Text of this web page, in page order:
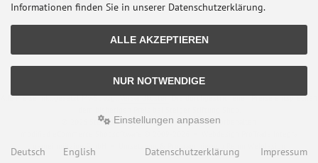
Alle Preise inkl. gesetzl. MwSt. zzgl.Versandkosten. Die durchgestrichenen Preise entsprechen
© 2026 Steiger Stiftung Shop • Alle Rechte vorbehalten
gemeinnützige GmbH • Umsetzung & Programmierung Rehm Webdesign
Informationen finden Sie in unserer Datenschutzerklärung.
ALLE AKZEPTIEREN
NUR NOTWENDIGE
Einstellungen anpassen
Deutsch English Datenschutzerklärung Impressum